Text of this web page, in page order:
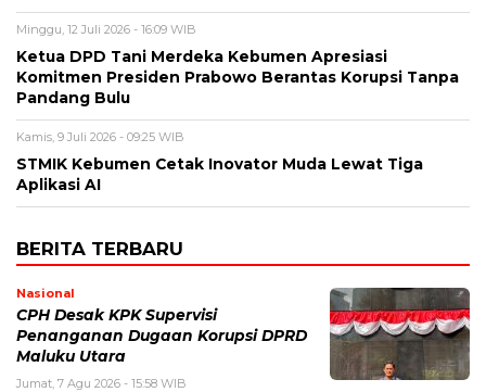
Minggu, 12 Juli 2026 - 16:09 WIB
Ketua DPD Tani Merdeka Kebumen Apresiasi
Komitmen Presiden Prabowo Berantas Korupsi Tanpa
Pandang Bulu
Kamis, 9 Juli 2026 - 09:25 WIB
STMIK Kebumen Cetak Inovator Muda Lewat Tiga
Aplikasi AI
BERITA TERBARU
Nasional
CPH Desak KPK Supervisi
Penanganan Dugaan Korupsi DPRD
Maluku Utara
Jumat, 7 Agu 2026 - 15:58 WIB